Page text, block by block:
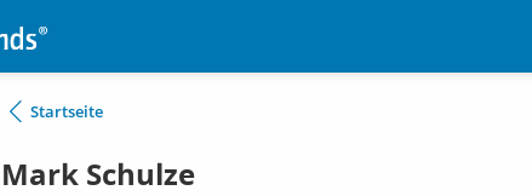
Startseite
Mark Schulze